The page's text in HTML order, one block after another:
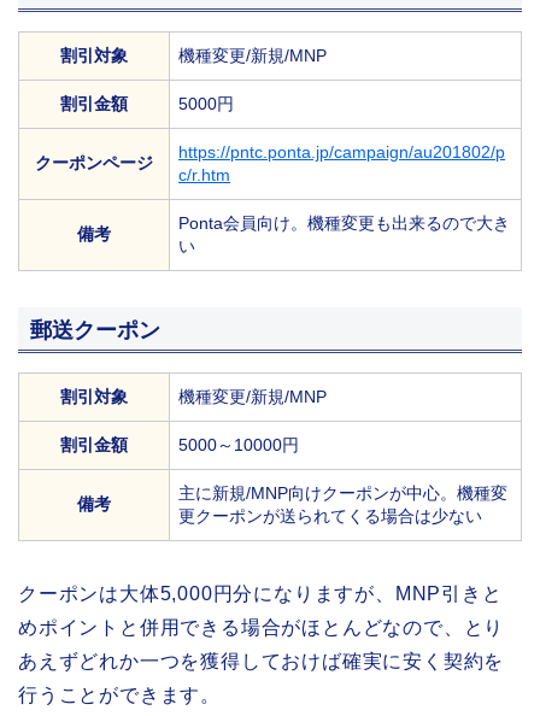
割引対象 機種変更/新規/MNP
割引金額 5000円
クーポンページ
https://pntc.ponta.jp/campaign/au201802/p
c/r.htm
備考
Ponta会員向け。機種変更も出来るので大き
い
郵送クーポン
割引対象 機種変更/新規/MNP
割引金額 5000～10000円
備考
主に新規/MNP向けクーポンが中心。機種変
更クーポンが送られてくる場合は少ない
クーポンは大体5,000円分になりますが、MNP引きと
めポイントと併用できる場合がほとんどなので、とり
あえずどれか一つを獲得しておけば確実に安く契約を
行うことができます。